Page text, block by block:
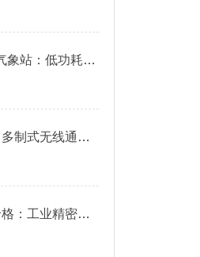
六要素一体化微型气象站：低功耗耐用机身，全天候野外免维护运行
微型气象站6要素：多制式无线通讯，远程云端实时查看数据
自动气象站6要素价格：工业精密传感，实测数据稳定误差偏低